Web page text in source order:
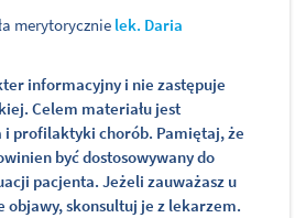
merytorycznie lek. Daria
informacyjny i nie zastępuje
Celem materiału jest
profilaktyki chorób. Pamiętaj, że
być dostosowywany do
pacjenta. Jeżeli zauważasz u
objawy, skonsultuj je z lekarzem.